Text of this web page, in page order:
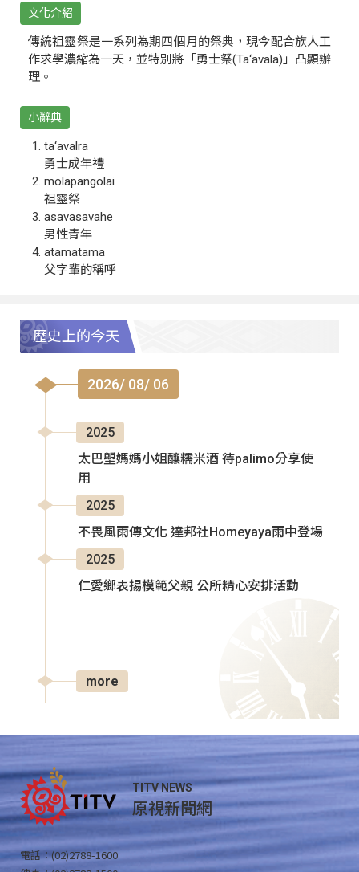
文化介紹
傳統祖靈祭是一系列為期四個月的祭典，現今配合族人工
作求學濃縮為一天，並特別將「勇士祭(Ta‘avala)」凸顯辦
理。
小辭典
ta‘avalra
勇士成年禮
molapangolai
祖靈祭
asavasavahe
男性青年
atamatama
父字輩的稱呼
歷史上的今天
2026/ 08/ 06
2025
太巴塱媽媽小姐釀糯米酒 待palimo分享使
用
2025
不畏風雨傳文化 達邦社Homeyaya雨中登場
2025
仁愛鄉表揚模範父親 公所精心安排活動
more
TITV NEWS
原視新聞網
電話：(02)2788-1600